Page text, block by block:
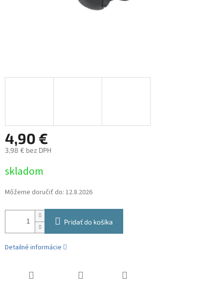
4,90 €
3,98 € bez DPH
cena:
skladom
Môžeme doručiť do: 12.8.2026
Pridať do košíka
Detailné informácie